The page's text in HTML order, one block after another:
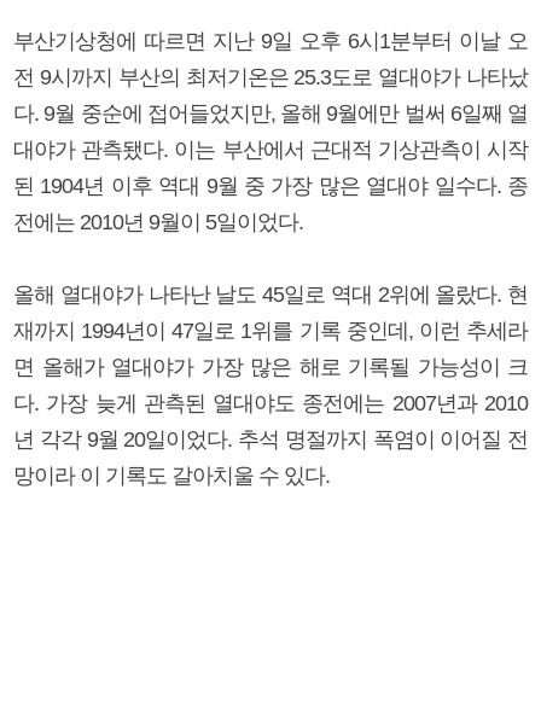
부산기상청에 따르면 지난 9일 오후 6시1분부터 이날 오
전 9시까지 부산의 최저기온은 25.3도로 열대야가 나타났
다. 9월 중순에 접어들었지만, 올해 9월에만 벌써 6일째 열
대야가 관측됐다. 이는 부산에서 근대적 기상관측이 시작
된 1904년 이후 역대 9월 중 가장 많은 열대야 일수다. 종
전에는 2010년 9월이 5일이었다.
올해 열대야가 나타난 날도 45일로 역대 2위에 올랐다. 현
재까지 1994년이 47일로 1위를 기록 중인데, 이런 추세라
면 올해가 열대야가 가장 많은 해로 기록될 가능성이 크
다. 가장 늦게 관측된 열대야도 종전에는 2007년과 2010
년 각각 9월 20일이었다. 추석 명절까지 폭염이 이어질 전
망이라 이 기록도 갈아치울 수 있다.